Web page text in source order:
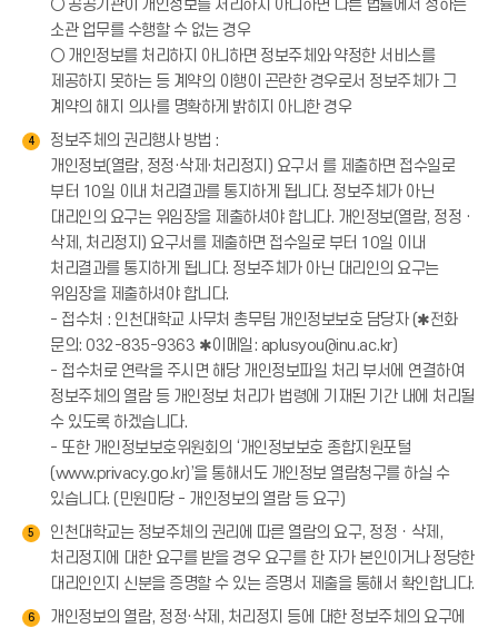
○ 공공기관이 개인정보를 처리하지 아니하면 다른 법률에서 정하는
소관 업무를 수행할 수 없는 경우
○ 개인정보를 처리하지 아니하면 정보주체와 약정한 서비스를
제공하지 못하는 등 계약의 이행이 곤란한 경우로서 정보주체가 그
계약의 해지 의사를 명확하게 밝히지 아니한 경우
4
정보주체의 권리행사 방법 :
개인정보(열람, 정정·삭제·처리정지) 요구서 를 제출하면 접수일로
부터 10일 이내 처리결과를 통지하게 됩니다. 정보주체가 아닌
대리인의 요구는 위임장을 제출하셔야 합니다. 개인정보(열람, 정정 ·
삭제, 처리정지) 요구서를 제출하면 접수일로 부터 10일 이내
처리결과를 통지하게 됩니다. 정보주체가 아닌 대리인의 요구는
위임장을 제출하셔야 합니다.
- 접수처 : 인천대학교 사무처 총무팀 개인정보보호 담당자 (✱전화
문의: 032-835-9363 ✱이메일: aplusyou@inu.ac.kr)
- 접수처로 연락을 주시면 해당 개인정보파일 처리 부서에 연결하여
정보주체의 열람 등 개인정보 처리가 법령에 기재된 기간 내에 처리될
수 있도록 하겠습니다.
- 또한 개인정보보호위원회의 ‘개인정보보호 종합지원포털
(www.privacy.go.kr)’을 통해서도 개인정보 열람청구를 하실 수
있습니다. (민원마당 - 개인정보의 열람 등 요구)
5
인천대학교는 정보주체의 권리에 따른 열람의 요구, 정정ㆍ삭제,
처리정지에 대한 요구를 받을 경우 요구를 한 자가 본인이거나 정당한
대리인인지 신분을 증명할 수 있는 증명서 제출을 통해서 확인합니다.
6
개인정보의 열람, 정정·삭제, 처리정지 등에 대한 정보주체의 요구에